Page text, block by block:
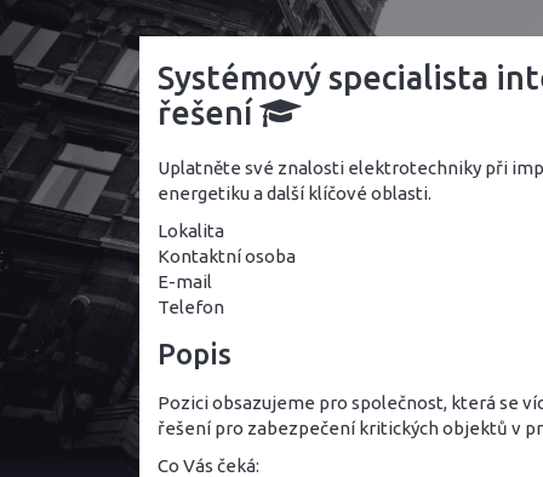
Systémový specialista
řešení
Uplatněte své znalosti elektrotechniky při
energetiku a další klíčové oblasti.
Lokalita
Kontaktní osoba
E-mail
Telefon
Popis
Pozici obsazujeme pro společnost, která se
řešení pro zabezpečení kritických objektů v
Co Vás čeká: